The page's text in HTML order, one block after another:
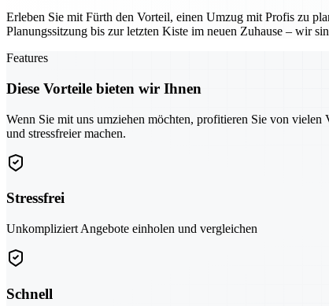
Erleben Sie mit Fürth den Vorteil, einen Umzug mit Profis zu
Planungssitzung bis zur letzten Kiste im neuen Zuhause – wir
Features
Diese Vorteile bieten wir Ihnen
Wenn Sie mit uns umziehen möchten, profitieren Sie von
und stressfreier machen.
Stressfrei
Unkompliziert Angebote einholen und vergleichen
Schnell